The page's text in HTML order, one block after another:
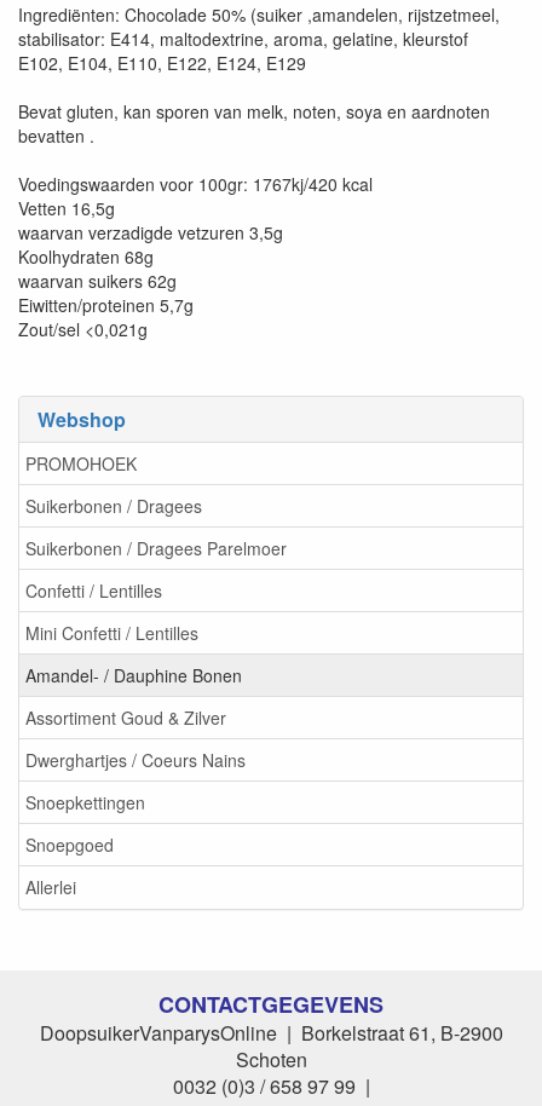
Webshop
PROMOHOEK
Suikerbonen / Dragees
Suikerbonen / Dragees Parelmoer
Confetti / Lentilles
Mini Confetti / Lentilles
Amandel- / Dauphine Bonen
Assortiment Goud & Zilver
Dwerghartjes / Coeurs Nains
Snoepkettingen
Snoepgoed
Allerlei
Ingrediënten: Chocolade 50% (suiker ,amandelen, rijstzetmeel,
stabilisator: E414, maltodextrine, aroma, gelatine, kleurstof
E102, E104, E110, E122, E124, E129
Bevat gluten, kan sporen van melk, noten, soya en aardnoten
bevatten .
Voedingswaarden voor 100gr: 1767kj/420 kcal
Vetten 16,5g
waarvan verzadigde vetzuren 3,5g
Koolhydraten 68g
waarvan suikers 62g
Eiwitten/proteinen 5,7g
Zout/sel <0,021g
CONTACTGEGEVENS
DoopsuikerVanparysOnline | Borkelstraat 61, B-2900
Schoten
0032 (0)3 / 658 97 99 |